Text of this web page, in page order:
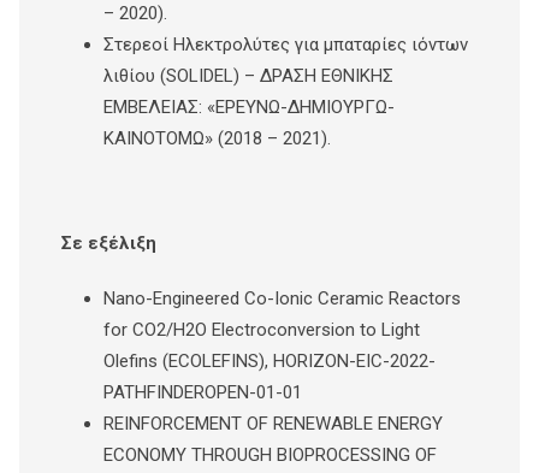
– 2020).
Στερεοί Ηλεκτρολύτες για μπαταρίες ιόντων
λιθίου (SOLIDEL) – ΔΡΑΣΗ ΕΘΝΙΚΗΣ
ΕΜΒΕΛΕΙΑΣ: «ΕΡΕΥΝΩ-ΔΗΜΙΟΥΡΓΩ-
ΚΑΙΝΟΤΟΜΩ» (2018 – 2021).
Σε εξέλιξη
Nano-Engineered Co-Ionic Ceramic Reactors
for CO2/H2O Electroconversion to Light
Olefins (ECOLEFINS), HORIZON-EIC-2022-
PATHFINDEROPEN-01-01
REINFORCEMENT OF RENEWABLE ENERGY
ECONOMY THROUGH BIOPROCESSING OF